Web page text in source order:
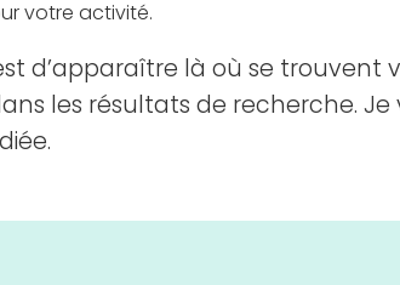
votre activité.
d’apparaître là où se trouvent
les résultats de recherche. Je